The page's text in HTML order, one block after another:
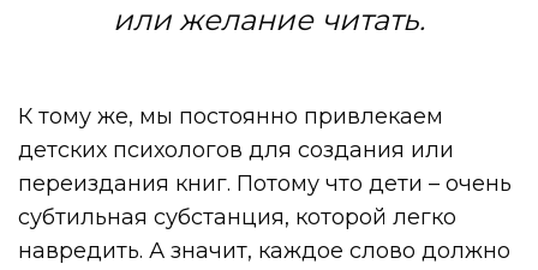
или желание читать.
К тому же, мы постоянно привлекаем
детских психологов для создания или
переиздания книг. Потому что дети – очень
субтильная субстанция, которой легко
навредить. А значит, каждое слово должно